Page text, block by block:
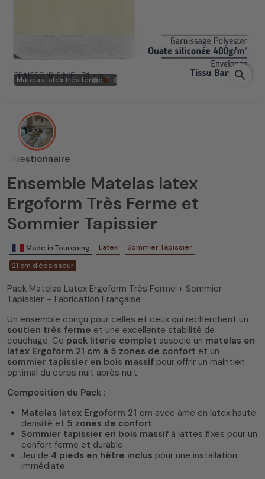
Matelas latex très ferme 5... search
Questionnaire
Ensemble Matelas latex
Ergoform Très Ferme et
Sommier Tapissier
Made in Tourcoing Latex
Sommier Tapissier
21 cm d'épaisseur
Pack Matelas Latex Ergoform Très Ferme + Sommier
Tapissier – Fabrication Française
Un ensemble conçu pour celles et ceux qui recherchent un
soutien très ferme et une excellente stabilité de
couchage. Ce pack literie complet associe un matelas en
latex Ergoform 21 cm à 5 zones de confort et un
sommier tapissier en bois massif pour offrir un maintien
optimal du corps nuit après nuit.
Composition du Pack :
Matelas latex Ergoform 21 cm avec âme en latex haute
densité et 5 zones de confort
Sommier tapissier en bois massif à lattes fixes pour un
confort ferme et durable
Jeu de 4 pieds en hêtre inclus pour une installation
immédiate